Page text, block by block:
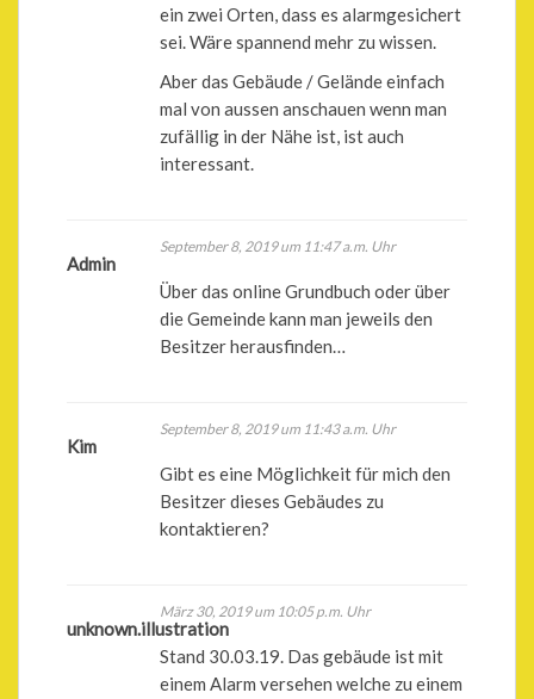
ein zwei Orten, dass es alarmgesichert
sei. Wäre spannend mehr zu wissen.
Aber das Gebäude / Gelände einfach
mal von aussen anschauen wenn man
zufällig in der Nähe ist, ist auch
interessant.
Admin
September 8, 2019 um 11:47 a.m. Uhr
Über das online Grundbuch oder über
die Gemeinde kann man jeweils den
Besitzer herausfinden…
Kim
September 8, 2019 um 11:43 a.m. Uhr
Gibt es eine Möglichkeit für mich den
Besitzer dieses Gebäudes zu
kontaktieren?
unknown.illustration
März 30, 2019 um 10:05 p.m. Uhr
Stand 30.03.19. Das gebäude ist mit
einem Alarm versehen welche zu einem